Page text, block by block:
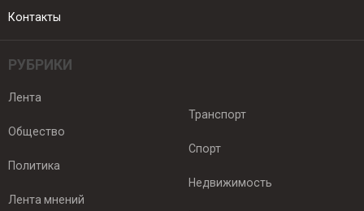
Контакты
РУБРИКИ
Лента
Общество
Политика
Лента мнений
Транспорт
Спорт
Недвижимость